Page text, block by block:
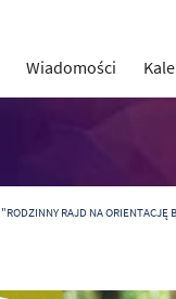
Wiadomości
"RODZINNY RAJD NA ORIENTACJĘ